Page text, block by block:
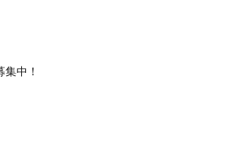
中！